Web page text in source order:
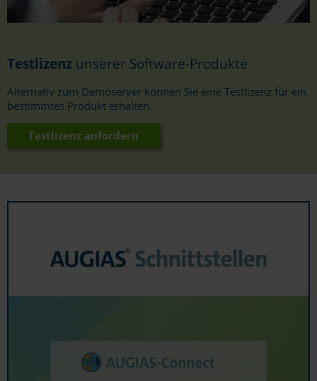
Testlizenz unserer Software-Produkte
Alternativ zum Demoserver können Sie eine Testlizenz für ein
bestimmtes Produkt erhalten.
Testlizenz anfordern